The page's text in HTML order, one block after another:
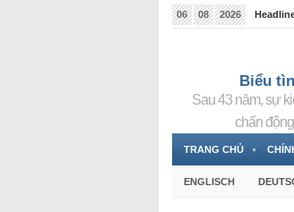
06 08 2026
Biểu
Sau 43 năm, sự
chấn
TRANG CHỦ
ENGLISCH